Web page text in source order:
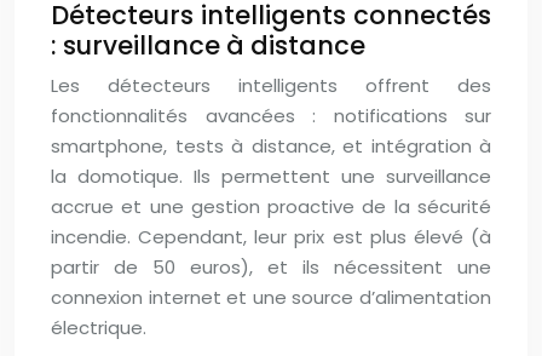
Détecteurs intelligents connectés
: surveillance à distance
Les détecteurs intelligents offrent des
fonctionnalités avancées : notifications sur
smartphone, tests à distance, et intégration à
la domotique. Ils permettent une surveillance
accrue et une gestion proactive de la sécurité
incendie. Cependant, leur prix est plus élevé (à
partir de 50 euros), et ils nécessitent une
connexion internet et une source d’alimentation
électrique.